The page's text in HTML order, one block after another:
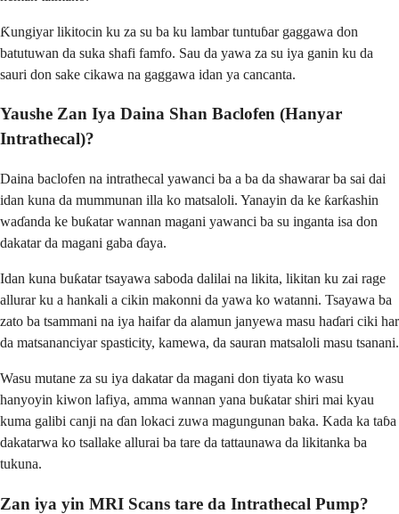
Ƙungiyar likitocin ku za su ba ku lambar tuntuɓar gaggawa don
batutuwan da suka shafi famfo. Sau da yawa za su iya ganin ku da
sauri don sake cikawa na gaggawa idan ya cancanta.
Yaushe Zan Iya Daina Shan Baclofen (Hanyar
Intrathecal)?
Daina baclofen na intrathecal yawanci ba a ba da shawarar ba sai dai
idan kuna da mummunan illa ko matsaloli. Yanayin da ke ƙarƙashin
waɗanda ke buƙatar wannan magani yawanci ba su inganta isa don
dakatar da magani gaba ɗaya.
Idan kuna buƙatar tsayawa saboda dalilai na likita, likitan ku zai rage
allurar ku a hankali a cikin makonni da yawa ko watanni. Tsayawa ba
zato ba tsammani na iya haifar da alamun janyewa masu haɗari ciki har
da matsananciyar spasticity, kamewa, da sauran matsaloli masu tsanani.
Wasu mutane za su iya dakatar da magani don tiyata ko wasu
hanyoyin kiwon lafiya, amma wannan yana buƙatar shiri mai kyau
kuma galibi canji na ɗan lokaci zuwa magungunan baka. Kada ka taɓa
dakatarwa ko tsallake allurai ba tare da tattaunawa da likitanka ba
tukuna.
Zan iya yin MRI Scans tare da Intrathecal Pump?